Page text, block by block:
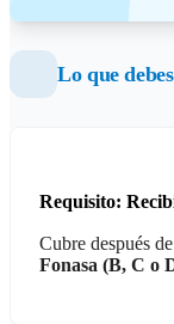
Lo que
Requisito:
Cubre después
Fonasa (B, C o